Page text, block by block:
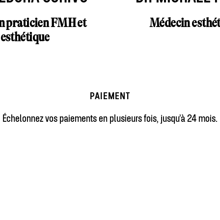
praticien FMH et
esthétique
Médecin
PAIEMENT
Échelonnez vos paiements en plusieurs fois, jusqu’à 24 mois.